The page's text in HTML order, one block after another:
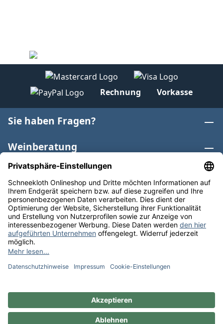
Rechnung Vorkasse
Sie haben Fragen?
Weinberatung
Informationen
Weinkategorien
Internationaler Wein
* Alle Preise inkl. gesetzl. Mehrwertsteuer zzgl.
anders angegeben. Bioprodukte im Bio-Kontrollverfahren
** Kostenfreie Lieferung ab 75 € Bestellwert in DE. Werktags
versandfertig in 24h.